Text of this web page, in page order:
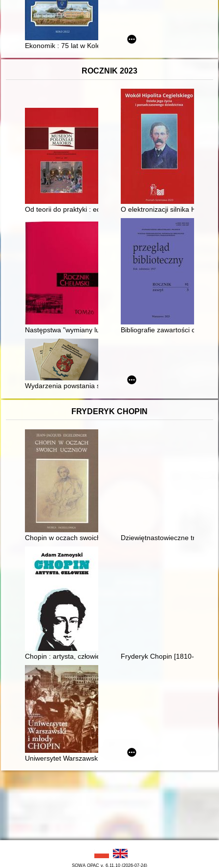
Ekonomik : 75 lat w Kole
ROCZNIK 2023
Od teorii do praktyki : edukacja muzealna na przykładzie
O elektronizacji silnika HCP
Następstwa "wymiany ludności" dla chełmsko-podlaskich
Bibliografie zawartości
Wydarzenia powstania styczniowego a rosyjskie represje
FRYDERYK CHOPIN
Chopin w oczach swoich uczniówDziewiętnastowieczne
Chopin : artysta, człowiek Fryderyk Chopin [1810-1849]
Uniwersytet Warszawski i młody Chopin
SOWA OPAC v. 6.11.10 (2026-07-24)